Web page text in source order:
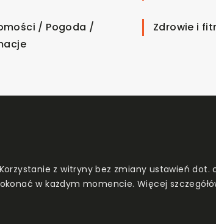
/ Pogoda /
Zdrowie i
z witryny bez zmiany ustawień dot.
w każdym momencie. Więcej